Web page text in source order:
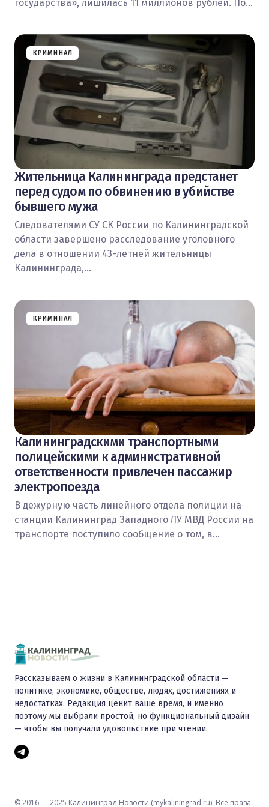
государства», лишилась 11 миллионов рублей. По…
КРИМИНАЛ
Жительница Калининграда предстанет
перед судом по обвинению в убийстве
бывшего мужа
Следователями СУ СК России по Калининградской
области завершено расследование уголовного
дела в отношении 43-летней жительницы
Калининграда,…
КРИМИНАЛ
Калининградскими транспортными
полицейскими к административной
ответственности привлечен пассажир
электропоезда
В дежурную часть линейного отдела полиции на
станции Калининград Западного ЛУ МВД России на
транспорте поступило сообщение о том, в…
Рассказываем о жизни в Калининградской области —
политике, экономике, обществе, людях, достижениях и
недостатках. Редакция ценит ваше время, и именно
поэтому мы выбрали простой, но функциональный дизайн
— чтобы вы получали удовольствие при чтении.
© 2016 — 2025 Калининград-Новости (mykaliningrad.ru). Все права